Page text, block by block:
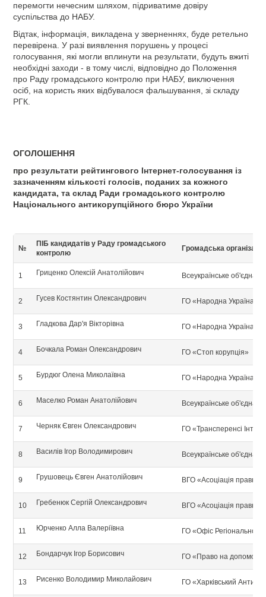
перемогти нечесним шляхом, підриватиме довіру
суспільства до НАБУ.
Відтак, інформація, викладена у зверненнях, буде ретельно
перевірена. У разі виявлення порушень у процесі
голосування, які могли вплинути на результати, будуть вжиті
необхідні заходи - в тому числі, відповідно до Положення
про Раду громадського контролю при НАБУ, виключення
осіб, на користь яких відбувалося фальшування, зі складу
РГК.
ОГОЛОШЕННЯ
про результати рейтингового Інтернет-голосування із
зазначенням кількості голосів, поданих за кожного
кандидата, та склад Ради громадського контролю
Національного антикорупційного бюро України
№
ПІБ кандидатів у Раду громадського
контролю
Громадська організація
1 Гриценко Олексій Анатолійович Всеукраїнське
2 Гусев Костянтин Олександрович ГО «Народна Україна»
3 Гладкова Дар'я Вікторівна ГО «Народна Україна»
4 Бочкала Роман Олександрович ГО «Стоп корупція»
5 Бурдюг Олена Миколаївна ГО «Народна Україна»
6 Маселко Роман Анатолійович Всеукраїнське
7 Черняк Євген Олександрович ГО «Трансперенсі
8 Василів Ігор Володимирович Всеукраїнське
9 Грушовець Євген Анатолійович ВГО «Асоціація
10 Гребенюк Сергій Олександрович ВГО «Асоціація
11 Юрченко Алла Валеріївна ГО «Офіс Регіонального
12 Бондарчук Ігор Борисович ГО «Право на допомогу»
13 Рисенко Володимир Миколайович ГО «Харківський